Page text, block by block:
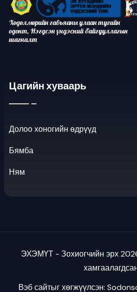
Хөдөлмөрийн гавьяаны улаан тугийн
одонт, Нэгдсэн үндэсний байгууллагын
шагналт
Цагийн хуваарь
Долоо хоногийн өдрүүд
Бямба
Ням
ЭХЭМҮТ - Зохиогчийн эрх
Вэб сайтыг хөгжүүлсэн: